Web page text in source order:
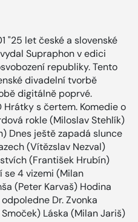
"25 let české a slovenské
Supraphon v edici
republiky. Tento
divadelní tvorbě
digitálně poprvé.
Hrátky s čertem. Komedie o
rokle (Miloslav Stehlík)
Dnes ještě zapadá slunce
(Vítězslav Nezval)
(František Hrubín)
se 4 vizemi (Milan
(Peter Karvaš) Hodina
Dr. Zvonka
Láska (Milan Jariš)